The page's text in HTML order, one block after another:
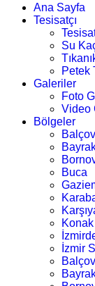
Ana Sayfa
Tesisatçı
Su
Petek
Galeriler
Foto
Video
Bölgeler
Buca
Konak
İzmir